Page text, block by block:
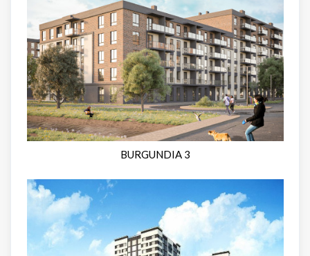
BURGUNDIA 3